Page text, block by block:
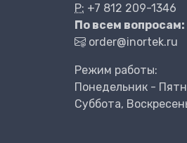
P: +7 812 209-1346
По всем вопросам:
order@inortek.ru
Режим работы:
Понедельник -
Суббота,